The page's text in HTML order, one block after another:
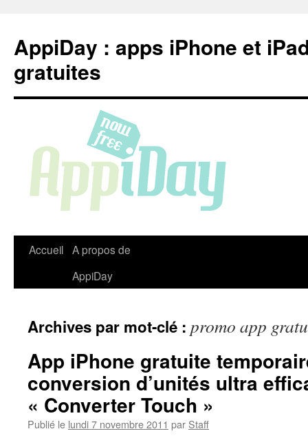
contenu
AppiDay : apps iPhone et
gratuites
Accueil A propos de
AppiDay
Archives par mot-clé : promo app
App iPhone gratuite
conversion d’unités ultra
« Converter Touch »
Publié le lundi 7 novembre 2011 par Staff